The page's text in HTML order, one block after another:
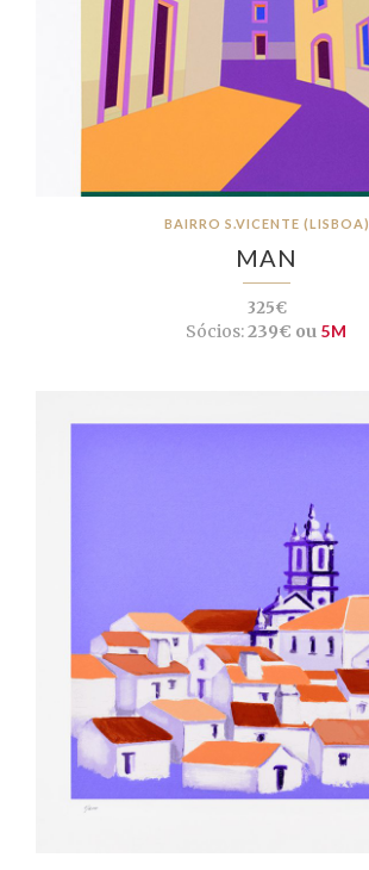
BAIRRO S.VICENTE (LISBOA)
MAN
325€
Sócios:239€ ou 5M